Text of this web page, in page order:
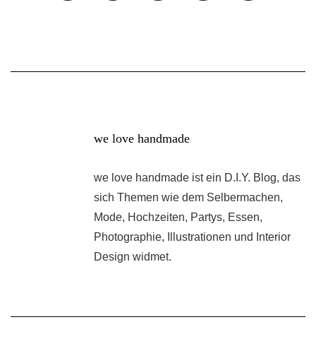
we love handmade
we love handmade ist ein D.I.Y. Blog, das
sich Themen wie dem Selbermachen,
Mode, Hochzeiten, Partys, Essen,
Photographie, Illustrationen und Interior
Design widmet.